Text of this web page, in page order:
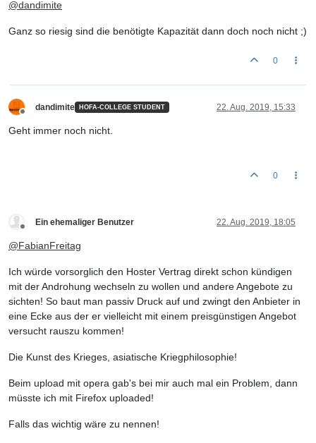
@dandimite
Ganz so riesig sind die benötigte Kapazität dann doch noch nicht ;)
0
dandimite HOFA-COLLEGE STUDENT 22. Aug. 2019, 15:33
Geht immer noch nicht.
0
Ein ehemaliger Benutzer 22. Aug. 2019, 18:05
@FabianFreitag
Ich würde vorsorglich den Hoster Vertrag direkt schon kündigen
mit der Androhung wechseln zu wollen und andere Angebote zu
sichten! So baut man passiv Druck auf und zwingt den Anbieter in
eine Ecke aus der er vielleicht mit einem preisgünstigen Angebot
versucht rauszu kommen!
Die Kunst des Krieges, asiatische Kriegphilosophie!
Beim upload mit opera gab's bei mir auch mal ein Problem, dann
müsste ich mit Firefox uploaded!
Falls das wichtig wäre zu nennen!